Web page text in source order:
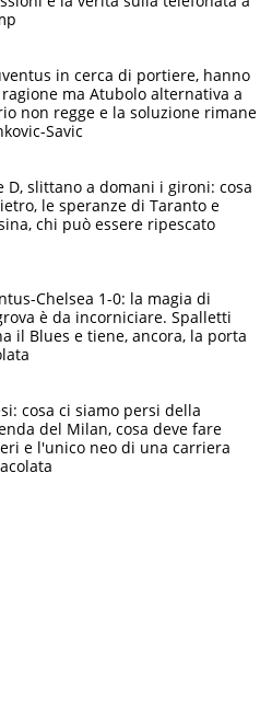
in cerca di portiere, hanno
ma Atubolo alternativa a
non regge e la soluzione rimane
Savic
D, slittano a domani i gironi: cosa
le speranze di Taranto e
chi può essere ripescato
Chelsea 1-0: la magia di
è da incorniciare. Spalletti
il Blues e tiene, ancora, la porta
cosa ci siamo persi della
del Milan, cosa deve fare
e l'unico neo di una carriera